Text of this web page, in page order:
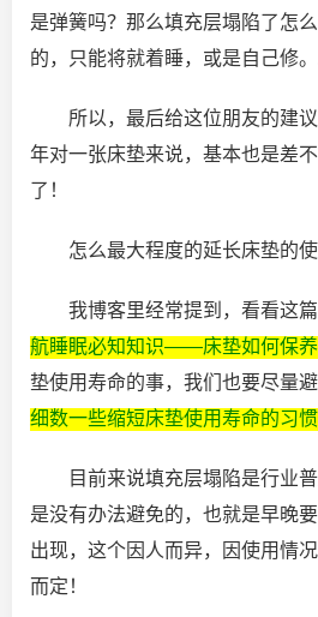
是弹簧吗？那么填充层塌陷了怎
的，只能将就着睡，或是自己修。
所以，最后给这位朋友的建
年对一张床垫来说，基本也是差
了！
怎么最大程度的延长床垫的使
我博客里经常提到，看看这
航睡眠必知知识——床垫如何保养
垫使用寿命的事，我们也要尽量
细数一些缩短床垫使用寿命的习惯
目前来说填充层塌陷是行业
是没有办法避免的，也就是早晚
出现，这个因人而异，因使用情
而定！